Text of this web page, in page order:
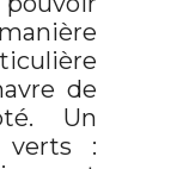
de
Un
verts :